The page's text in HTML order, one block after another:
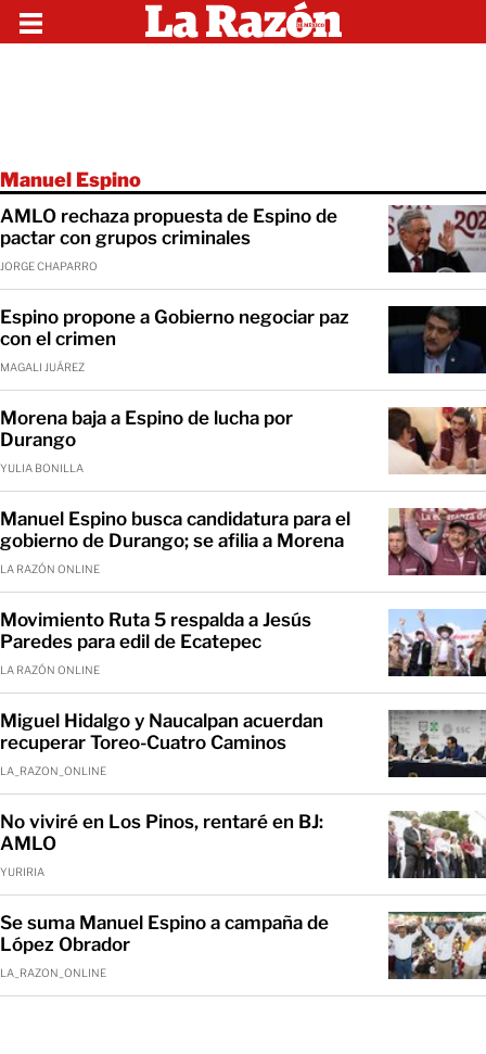
Manuel Espino
AMLO rechaza propuesta de Espino de
pactar con grupos criminales
JORGE CHAPARRO
Espino propone a Gobierno negociar paz
con el crimen
MAGALI JUÁREZ
Morena baja a Espino de lucha por
Durango
YULIA BONILLA
Manuel Espino busca candidatura para el
gobierno de Durango; se afilia a Morena
LA RAZÓN ONLINE
Movimiento Ruta 5 respalda a Jesús
Paredes para edil de Ecatepec
LA RAZÓN ONLINE
Miguel Hidalgo y Naucalpan acuerdan
recuperar Toreo-Cuatro Caminos
LA_RAZON_ONLINE
No viviré en Los Pinos, rentaré en BJ:
AMLO
YURIRIA
Se suma Manuel Espino a campaña de
López Obrador
LA_RAZON_ONLINE